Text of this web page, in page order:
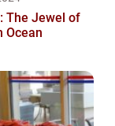
The Jewel of
Ocean